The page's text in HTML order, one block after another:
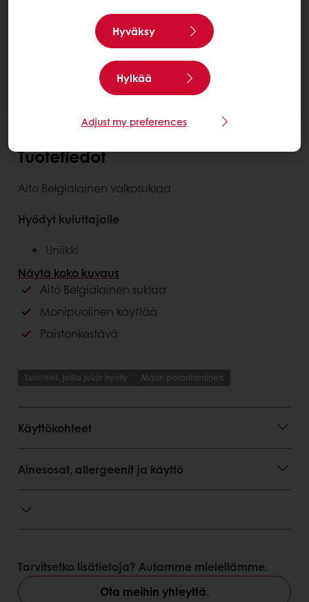
Etsi paikallinen jakelija
Ota meihin yhteyttä.
Tarvitsetko lisätietoja? Autamme mielellämme.
Tuotetiedot
Aito Belgialainen valkosuklaa
Hyödyt kuluttajalle
Uniikki
Hyödyt asiakkaalle
Belgialainen alkuperä
Paistonkestävä
Näytä koko kuvaus
Aito Belgialainen suklaa
Monipuolinen käyttää
Paistonkestävä
Tuotteet, joilla jokin hyöty Maun parantaminen
Käyttökohteet
Ainesosat, allergeenit ja käyttö
Tarvitsetko lisätietoja? Autamme mielellämme.
Ota meihin yhteyttä.
Hyväksy
Hylkää
Adjust my preferences